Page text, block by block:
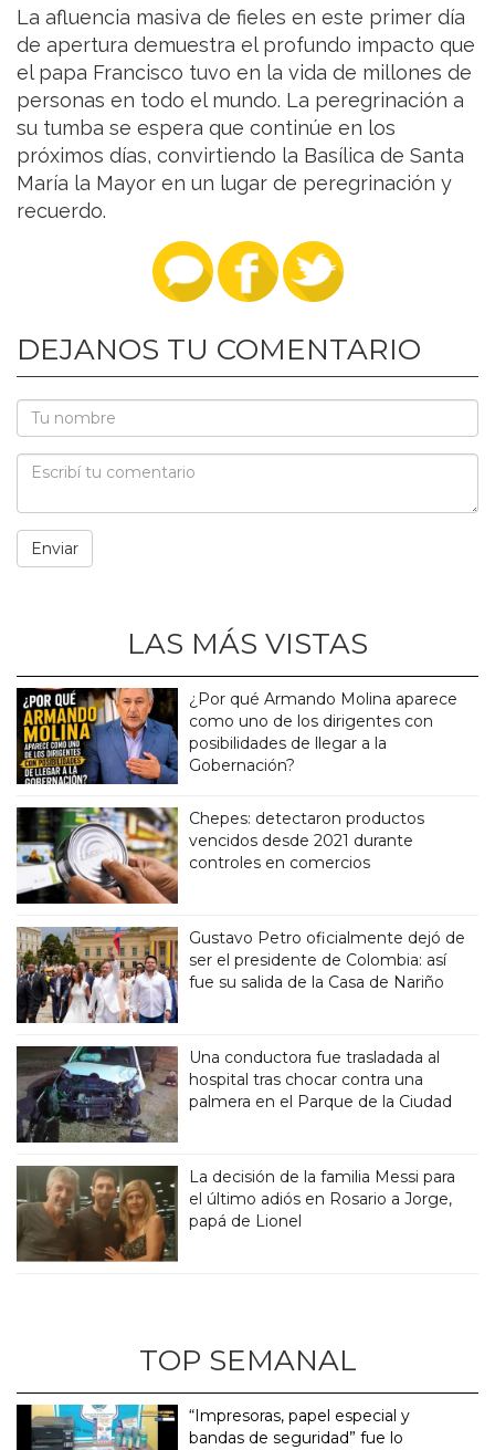
La afluencia masiva de fieles en este primer día
de apertura demuestra el profundo impacto que
el papa Francisco tuvo en la vida de millones de
personas en todo el mundo. La peregrinación a
su tumba se espera que continúe en los
próximos días, convirtiendo la Basílica de Santa
María la Mayor en un lugar de peregrinación y
recuerdo.
DEJANOS TU COMENTARIO
LAS MÁS VISTAS
¿Por qué Armando Molina aparece
como uno de los dirigentes con
posibilidades de llegar a la
Gobernación?
Chepes: detectaron productos
vencidos desde 2021 durante
controles en comercios
Gustavo Petro oficialmente dejó de
ser el presidente de Colombia: así
fue su salida de la Casa de Nariño
Una conductora fue trasladada al
hospital tras chocar contra una
palmera en el Parque de la Ciudad
La decisión de la familia Messi para
el último adiós en Rosario a Jorge,
papá de Lionel
TOP SEMANAL
“Impresoras, papel especial y
bandas de seguridad” fue lo